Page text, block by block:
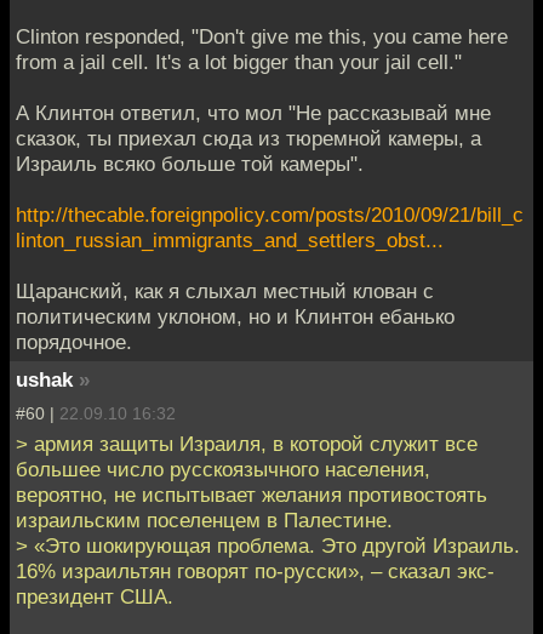
Clinton responded, "Don't give me this, you came here
from a jail cell. It's a lot bigger than your jail cell."
А Клинтон ответил, что мол "Не рассказывай мне
сказок, ты приехал сюда из тюремной камеры, а
Израиль всяко больше той камеры".
http://thecable.foreignpolicy.com/posts/2010/09/21/bill_c
linton_russian_immigrants_and_settlers_obst...
Щаранский, как я слыхал местный клован с
политическим уклоном, но и Клинтон ебанько
порядочное.
ushak »
#60 | 22.09.10 16:32
> армия защиты Израиля, в которой служит все
большее число русскоязычного населения,
вероятно, не испытывает желания противостоять
израильским поселенцем в Палестине.
> «Это шокирующая проблема. Это другой Израиль.
16% израильтян говорят по-русски», – сказал экс-
президент США.